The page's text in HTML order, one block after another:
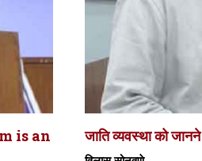
is an
जाति व्यवस्था को